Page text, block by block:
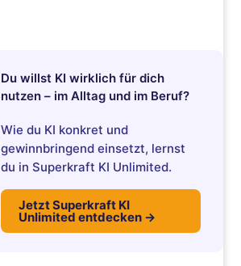
Du willst KI wirklich für dich
nutzen – im Alltag und im Beruf?
Wie du KI konkret und
gewinnbringend einsetzt, lernst
du in Superkraft KI Unlimited.
Jetzt Superkraft KI
Unlimited entdecken →